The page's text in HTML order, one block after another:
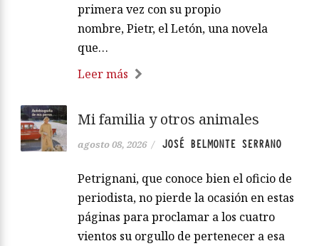
primera vez con su propio
nombre, Pietr, el Letón, una novela
que…
Leer más
Mi familia y otros animales
agosto 08, 2026 / JOSÉ BELMONTE SERRANO
Petrignani, que conoce bien el oficio de
periodista, no pierde la ocasión en estas
páginas para proclamar a los cuatro
vientos su orgullo de pertenecer a esa